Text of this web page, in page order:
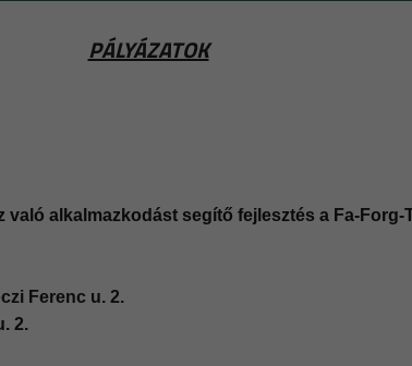
PÁLYÁZATOK
alkalmazkodást segítő fejlesztés a Fa-Forg-
Ferenc u. 2.
2.